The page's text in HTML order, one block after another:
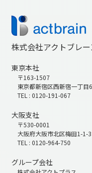
株式会社アクトブレー
東京本社
〒163-1507
東京都新宿区西新宿一丁
TEL : 0120-191-067
大阪支社
〒530-0001
大阪府大阪市北区梅田1-1-
TEL : 0120-964-750
グループ会社